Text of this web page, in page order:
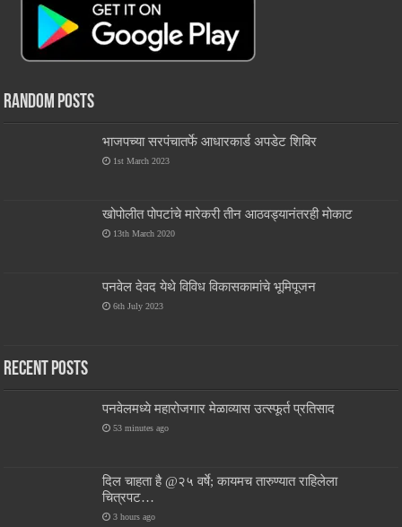
Random Posts
भाजपच्या सरपंचातर्फे आधारकार्ड अपडेट शिबिर
1st March 2023
खोपोलीत पोपटांचे मारेकरी तीन आठवड्यानंतरही मोकाट
13th March 2020
पनवेल देवद येथे विविध विकासकामांचे भूमिपूजन
6th July 2023
Recent Posts
पनवेलमध्ये महारोजगार मेळाव्यास उत्स्फूर्त प्रतिसाद
53 minutes ago
दिल चाहता है @२५ वर्षे; कायमच तारुण्यात राहिलेला
चित्रपट…
3 hours ago